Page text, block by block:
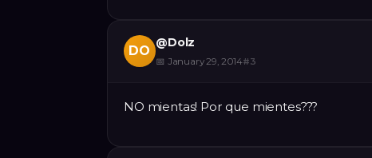
DO
@Dolz
📅 January 29, 2014#3
NO mientas! Por que mientes???